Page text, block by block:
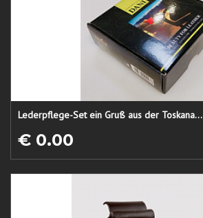
Lederpflege-Set ein Gruß aus der Toskana...
€ 0.00